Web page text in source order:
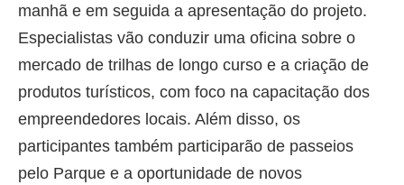
manhã e em seguida a apresentação do projeto.
Especialistas vão conduzir uma oficina sobre o
mercado de trilhas de longo curso e a criação de
produtos turísticos, com foco na capacitação dos
empreendedores locais. Além disso, os
participantes também participarão de passeios
pelo Parque e a oportunidade de novos